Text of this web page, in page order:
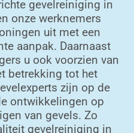
gevelreiniging in
onze werknemers
uit met een
aanpak. Daarnaast
u ook voorzien van
betrekking tot het
zijn op de
ontwikkelingen op
van gevels. Zo
gevelreiniging in